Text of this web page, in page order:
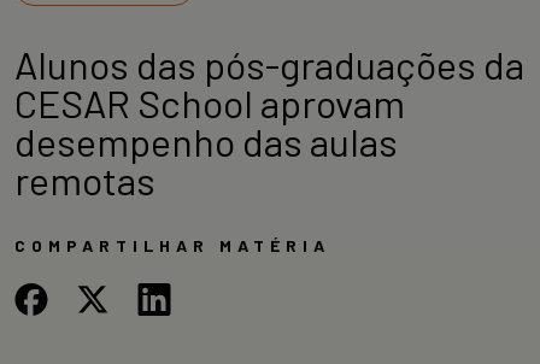
Alunos das pós-graduações da
CESAR School aprovam
desempenho das aulas
remotas
COMPARTILHAR MATÉRIA